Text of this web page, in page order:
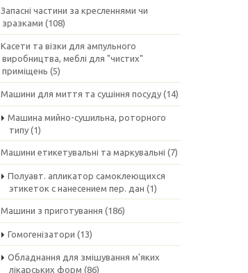
Запасні частини за кресленнями чи
зразками (108)
Касети та візки для ампульного
виробництва, меблі для "чистих"
приміщень (5)
Машини для миття та сушіння посуду(14)
Машина мийно-сушильна, роторного
типу(1)
Машини етикетувальні та маркувальні (7)
Полуавт. апликатор самоклеющихся
этикеток с нанесением пер. дан (1)
Машини з приготування (186)
Гомогенізатори (13)
Обладнання для змішування м'яких
лікарських форм (86)